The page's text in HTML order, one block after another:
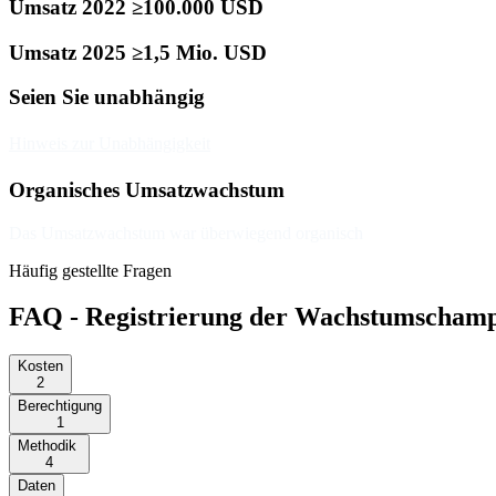
Umsatz 2022 ≥100.000 USD
Umsatz 2025 ≥1,5 Mio. USD
Seien Sie unabhängig
Organisches Umsatzwachstum
Häufig gestellte Fragen
FAQ - Registrierung der
Kosten
2
Berechtigung
1
Methodik
4
Daten